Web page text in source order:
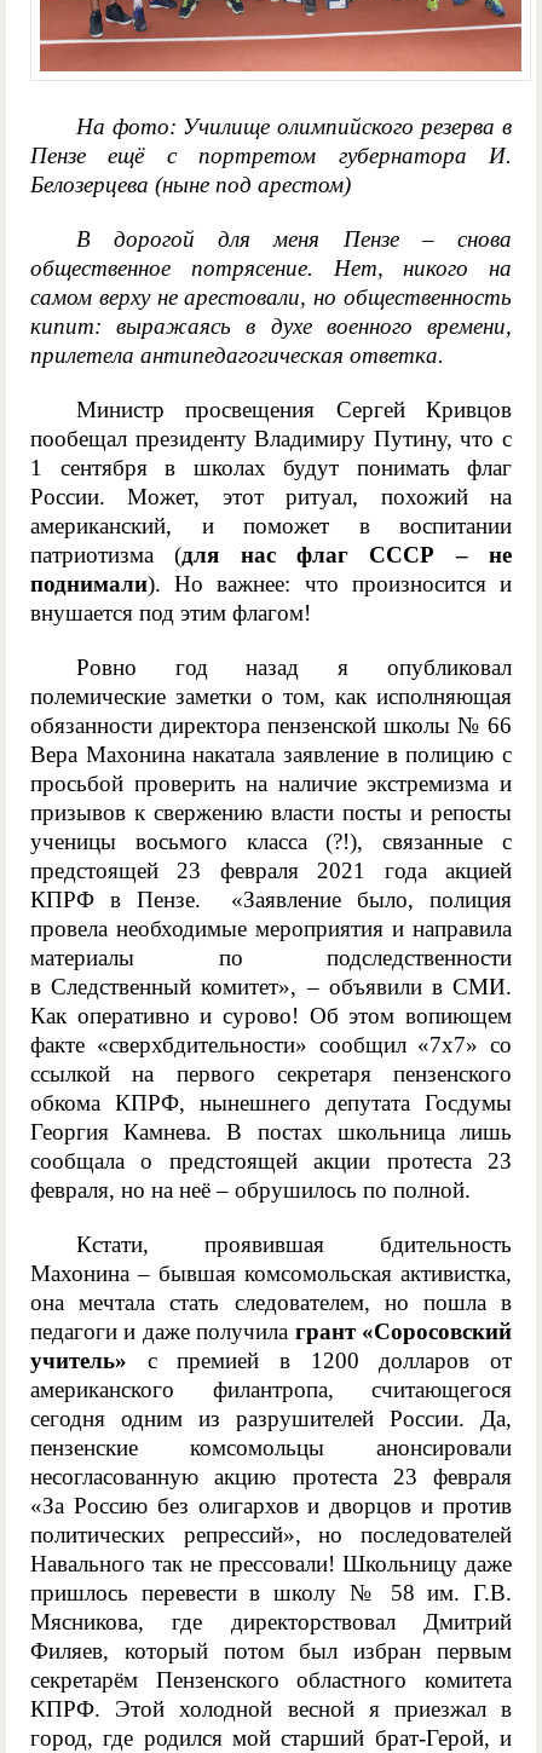
На фото: Училище олимпийского резерва в
Пензе ещё с портретом губернатора И.
Белозерцева (ныне под арестом)
В дорогой для меня Пензе – снова
общественное потрясение. Нет, никого на
самом верху не арестовали, но общественность
кипит: выражаясь в духе военного времени,
прилетела антипедагогическая ответка.
Министр просвещения Сергей Кривцов
пообещал президенту Владимиру Путину, что с
1 сентября в школах будут понимать флаг
России. Может, этот ритуал, похожий на
американский, и поможет в воспитании
патриотизма (для нас флаг СССР – не
поднимали). Но важнее: что произносится и
внушается под этим флагом!
Ровно год назад я опубликовал
полемические заметки о том, как исполняющая
обязанности директора пензенской школы № 66
Вера Махонина накатала заявление в полицию с
просьбой проверить на наличие экстремизма и
призывов к свержению власти посты и репосты
ученицы восьмого класса (?!), связанные с
предстоящей 23 февраля 2021 года акцией
КПРФ в Пензе. «Заявление было, полиция
провела необходимые мероприятия и направила
материалы по подследственности
в Следственный комитет», – объявили в СМИ.
Как оперативно и сурово! Об этом вопиющем
факте «сверхбдительности» сообщил «7х7» со
ссылкой на первого секретаря пензенского
обкома КПРФ, нынешнего депутата Госдумы
Георгия Камнева. В постах школьница лишь
сообщала о предстоящей акции протеста 23
февраля, но на неё – обрушилось по полной.
Кстати, проявившая бдительность
Махонина – бывшая комсомольская активистка,
она мечтала стать следователем, но пошла в
педагоги и даже получила грант «Соросовский
учитель» с премией в 1200 долларов от
американского филантропа, считающегося
сегодня одним из разрушителей России. Да,
пензенские комсомольцы анонсировали
несогласованную акцию протеста 23 февраля
«За Россию без олигархов и дворцов и против
политических репрессий», но последователей
Навального так не прессовали! Школьницу даже
пришлось перевести в школу № 58 им. Г.В.
Мясникова, где директорствовал Дмитрий
Филяев, который потом был избран первым
секретарём Пензенского областного комитета
КПРФ. Этой холодной весной я приезжал в
город, где родился мой старший брат-Герой, и